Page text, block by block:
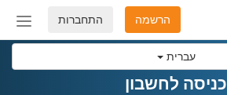
עברית
מצב
התחברות הרשמה
כניסה לחשבון